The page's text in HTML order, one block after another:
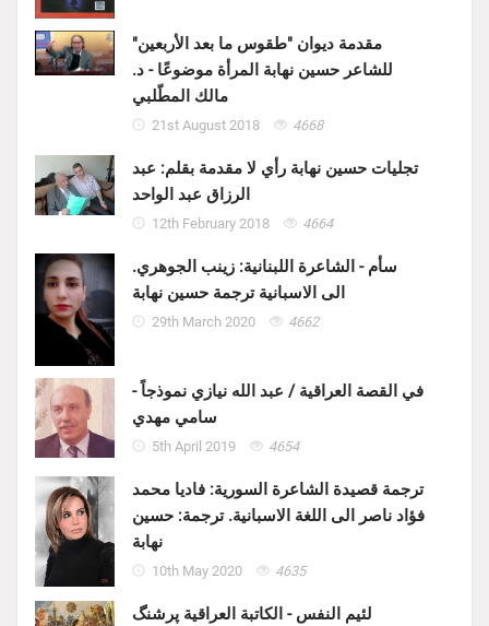
مقدمة ديوان "طقوس ما بعد الأربعين"
للشاعر حسين نهابة المرأة موضوعًا - د.
مالك المطّلبي
21st August 2018 4668
تجليات حسين نهابة رأي لا مقدمة بقلم: عبد
الرزاق عبد الواحد
12th February 2018 4664
سأم - الشاعرة اللبنانية: زينب الجوهري.
الى الاسبانية ترجمة حسين نهابة
29th March 2020 4662
في القصة العراقية / عبد الله نيازي نموذجاً -
سامي مهدي
5th April 2019 4654
ترجمة قصيدة الشاعرة السورية: فاديا محمد
فؤاد ناصر الى اللغة الاسبانية. ترجمة: حسين
نهابة
10th May 2020 4635
لئيم النفس - الكاتبة العراقية پرشنگ